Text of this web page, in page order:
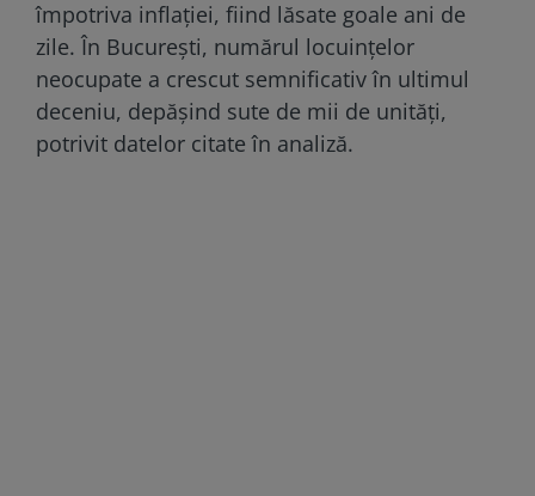
împotriva inflației, fiind lăsate goale ani de
zile. În București, numărul locuințelor
neocupate a crescut semnificativ în ultimul
deceniu, depășind sute de mii de unități,
potrivit datelor citate în analiză.